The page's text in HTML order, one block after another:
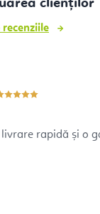
clienților
recenziile
livrare rapidă și o